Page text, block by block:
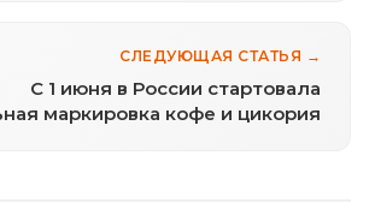
СЛЕДУЮЩАЯ СТАТЬЯ →
С 1 июня в России стартовала
маркировка кофе и цикория